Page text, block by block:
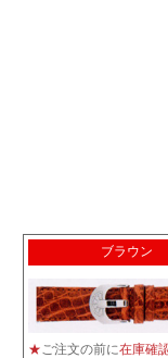
ブラウン
★ご注文の前に在庫確